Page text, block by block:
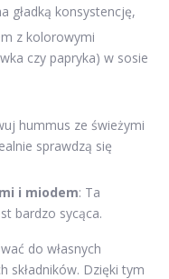
gładką konsystencję,
z kolorowymi
czy papryka) w sosie
hummus ze świeżymi
sprawdzą się
i miodem: Ta
bardzo sycąca.
do własnych
składników. Dzięki tym